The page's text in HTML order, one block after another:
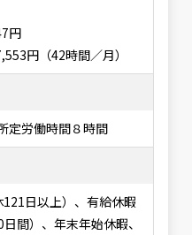
円
円（42時間／月）
定労働時間８時間
日以上）、有給休暇
間）、年末年始休暇、